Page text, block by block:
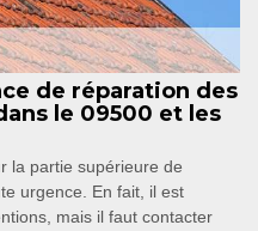
de réparation des
le 09500 et les
la partie supérieure de
urgence. En fait, il est
mais il faut contacter